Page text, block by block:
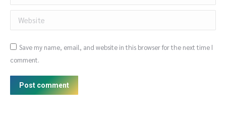
Website
Save my name, email, and website in this browser for the next time I
comment.
Post comment